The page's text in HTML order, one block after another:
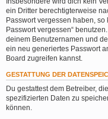
ein Dritter berechtigterweise
Passwort vergessen haben,
Passwort vergessen“
deinem Benutzernamen und
ein neu generiertes Passwort
Board zugreifen kannst.
GESTATTUNG DER
Du gestattest dem Betreiber,
spezifizierten Daten zu
können.